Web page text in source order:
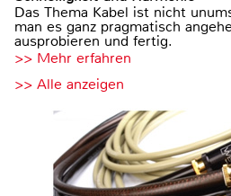
Das Thema Kabel ist nicht
man es ganz pragmatisch
ausprobieren und fertig.
>> Mehr erfahren
>> Alle anzeigen